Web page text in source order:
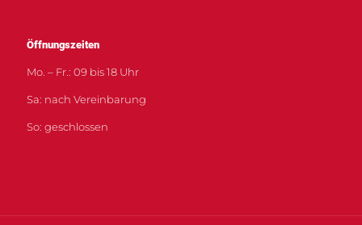
Öffnungszeiten
Mo. – Fr.: 09 bis 18 Uhr
Sa: nach Vereinbarung
So: geschlossen